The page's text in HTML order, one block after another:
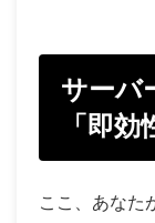
サーバ
「即
ここ、あなた